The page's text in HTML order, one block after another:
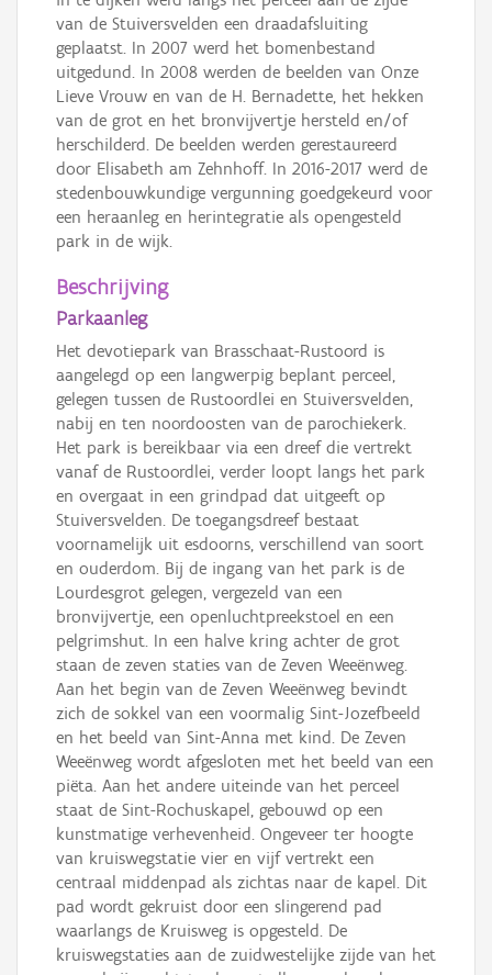
van de Stuiversvelden een draadafsluiting
geplaatst. In 2007 werd het bomenbestand
uitgedund. In 2008 werden de beelden van Onze
Lieve Vrouw en van de H. Bernadette, het hekken
van de grot en het bronvijvertje hersteld en/of
herschilderd. De beelden werden gerestaureerd
door Elisabeth am Zehnhoff. In 2016-2017 werd de
stedenbouwkundige vergunning goedgekeurd voor
een heraanleg en herintegratie als opengesteld
park in de wijk.
Beschrijving
Parkaanleg
Het devotiepark van Brasschaat-Rustoord is
aangelegd op een langwerpig beplant perceel,
gelegen tussen de Rustoordlei en Stuiversvelden,
nabij en ten noordoosten van de parochiekerk.
Het park is bereikbaar via een dreef die vertrekt
vanaf de Rustoordlei, verder loopt langs het park
en overgaat in een grindpad dat uitgeeft op
Stuiversvelden. De toegangsdreef bestaat
voornamelijk uit esdoorns, verschillend van soort
en ouderdom. Bij de ingang van het park is de
Lourdesgrot gelegen, vergezeld van een
bronvijvertje, een openluchtpreekstoel en een
pelgrimshut. In een halve kring achter de grot
staan de zeven staties van de Zeven Weeënweg.
Aan het begin van de Zeven Weeënweg bevindt
zich de sokkel van een voormalig Sint-Jozefbeeld
en het beeld van Sint-Anna met kind. De Zeven
Weeënweg wordt afgesloten met het beeld van een
piëta. Aan het andere uiteinde van het perceel
staat de Sint-Rochuskapel, gebouwd op een
kunstmatige verhevenheid. Ongeveer ter hoogte
van kruiswegstatie vier en vijf vertrekt een
centraal middenpad als zichtas naar de kapel. Dit
pad wordt gekruist door een slingerend pad
waarlangs de Kruisweg is opgesteld. De
kruiswegstaties aan de zuidwestelijke zijde van het